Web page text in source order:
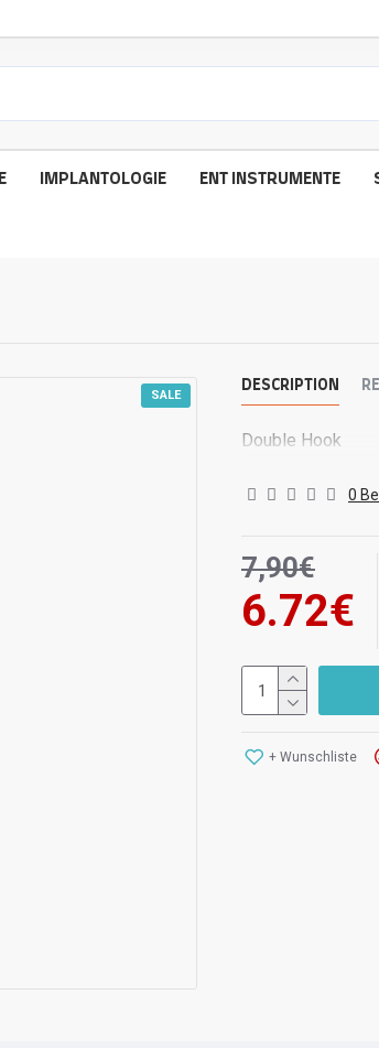
IMPLANTOLOGIE ENT INSTRUMENTE
SALE
DESCRIPTION
Double Hook
0
6.72€
7,90€
+ Wunschliste